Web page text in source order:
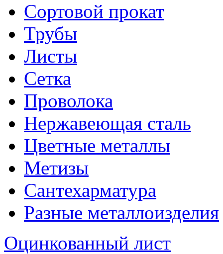
Сортовой прокат
Трубы
Листы
Сетка
Проволока
Нержавеющая сталь
Цветные металлы
Метизы
Сантехарматура
Разные металлоизделия
Оцинкованный лист